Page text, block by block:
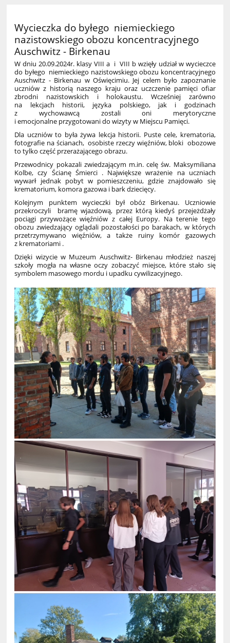
Wycieczka do byłego niemieckiego
nazistowskiego obozu koncentracyjnego
Auschwitz - Birkenau
W dniu 20.09.2024r. klasy VIII a i VIII b wzięły udział w wycieczce
do byłego niemieckiego nazistowskiego obozu koncentracyjnego
Auschwitz - Birkenau wOświęcimiu. Jej celem było zapoznanie
uczniów z historią naszego kraju oraz uczczenie pamięci ofiar
zbrodni nazistowskich i holokaustu.Wcześniej zarówno
na lekcjach historii, języka polskiego, jak i godzinach
z wychowawcą zostali oni merytoryczne
i emocjonalne przygotowani do wizyty w Miejscu Pamięci.
Dla uczniów to była żywa lekcja historii. Puste cele, krematoria,
fotografie na ścianach, osobiste rzeczy więźniów, bloki obozowe
to tylko część przerażającego obrazu.
Przewodnicy pokazali zwiedzającym m.in. celę św. Maksymiliana
Kolbe, czy Ścianę Śmierci . Największe wrażenie na uczniach
wywarł jednak pobyt w pomieszczeniu, gdzie znajdowało się
krematorium, komora gazowa i bark dziecięcy.
Kolejnym punktem wycieczki był obóz Birkenau. Uczniowie
przekroczyli bramę wjazdową, przez którą kiedyś przejeżdżały
pociągi przywożące więźniów z całej Europy. Na terenie tego
obozu zwiedzający oglądali pozostałości po barakach, w których
przetrzymywano więźniów, a także ruiny komór gazowych
z krematoriami .
Dzięki wizycie w Muzeum Auschwitz- Birkenau młodzież naszej
szkoły mogła na własne oczy zobaczyć miejsce, które stało się
symbolem masowego mordu i upadku cywilizacyjnego.